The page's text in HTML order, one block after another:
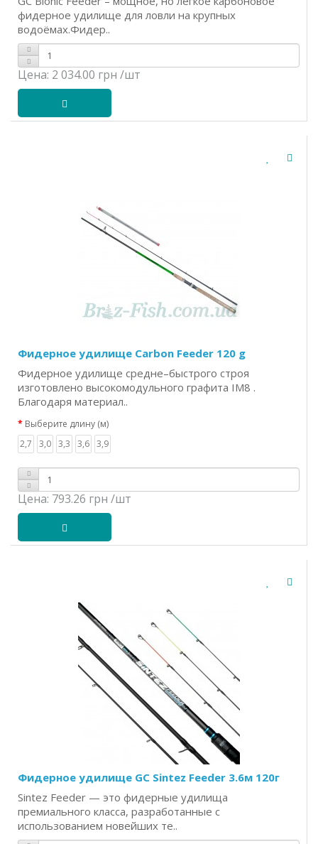
фидерное удилище для ловли на крупных
водоёмах.Фидер..
Цена: 2 034.00 грн /шт
Фидерное удилище Carbon Feeder 120 g
Фидерное удилище средне–быстрого строя
изготовлено высокомодульного графита IM8 .
Благодаря материал..
Выберите длину (м)
2,7
3,0 3,3 3,6 3,9
Цена: 793.26 грн /шт
Фидерное удилище GC Sintez Feeder 3.6м 120г
Sintez Feeder — это фидерные удилища
премиального класса, разработанные с
использованием новейших те..